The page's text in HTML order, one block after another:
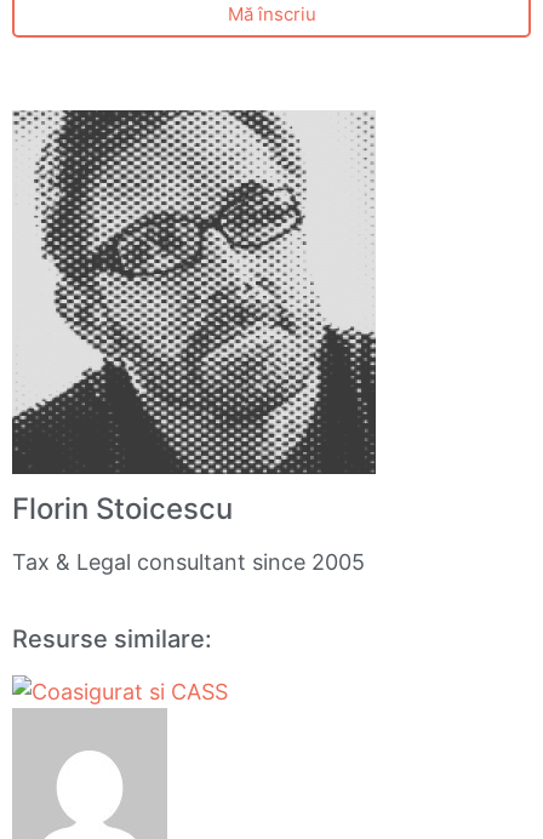
Mă înscriu
Florin Stoicescu
Tax & Legal consultant since 2005
Resurse similare: